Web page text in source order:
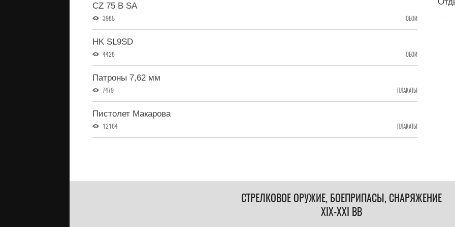
CZ 75 B SA
3985 ОБОИ
HK SL9SD
4428 ОБОИ
Патроны 7,62 мм
7479 ПЛАКАТЫ
Пистолет Макарова
12164 ПЛАКАТЫ
СТРЕЛКОВОЕ ОРУЖИЕ, БОЕПРИПАСЫ, СНАРЯЖЕНИЕ
XIX-XXI ВВ